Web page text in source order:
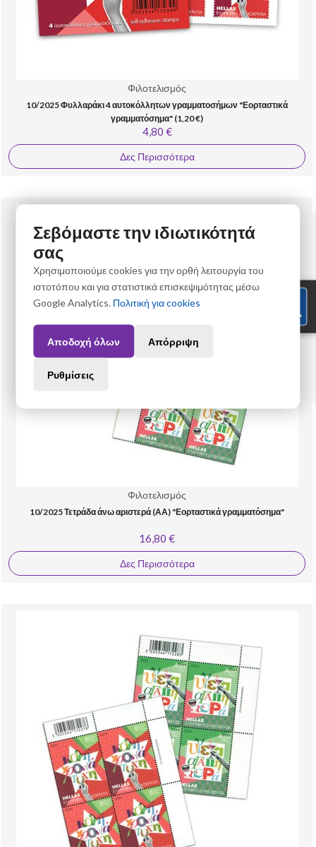
Φιλοτελισμός
10/2025 Φυλλαράκι 4 αυτοκόλλητων γραμματοσήμων "Εορταστικά
γραμματόσημα" (1,20 €)
4,80 €
Δες Περισσότερα
Φιλοτελισμός
10/2025 Τετράδα άνω αριστερά (ΑΑ) "Εορταστικά γραμματόσημα"
16,80 €
Δες Περισσότερα
Σεβόμαστε την ιδιωτικότητά
σας
Χρησιμοποιούμε cookies για την ορθή λειτουργία του
ιστοτόπου και για στατιστικά επισκεψιμότητας μέσω
Google Analytics. Πολιτική για cookies
Αποδοχή όλων Απόρριψη
Ρυθμίσεις